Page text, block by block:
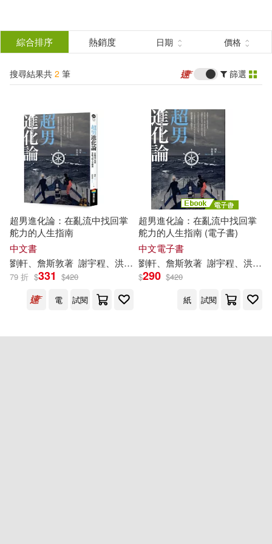
結
分類 (單選)
所有商品(2) 圖書(1)
電子書(1)
作者 (可複選)
劉軒、詹斯敦著(2)
謝宇程、洪孟樊撰文(2)
綜合排序 熱銷度 日期 價格
搜尋結果共 2 筆 篩選
超男進化論：在亂流中找回掌
舵力的人生指南
中文書
劉軒 、詹斯敦著 謝宇程 洪孟 樊撰文
79 折 $331 $420
電
試閱
超男進化論：在亂流中找回掌
舵力的人生指南 (電子書)
中文電子書
劉軒 、詹斯敦著 謝宇程 洪孟
$290 $420
紙
試閱